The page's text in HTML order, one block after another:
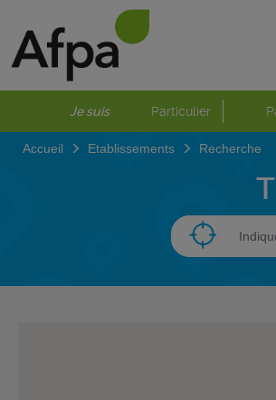
Je suis Particulier
Accueil Etablissements Recherche